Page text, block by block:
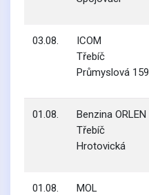
03.08.
ICOM
Třebíč
Průmyslová 159
01.08.
Benzina ORLEN
Třebíč
Hrotovická
01.08.
MOL